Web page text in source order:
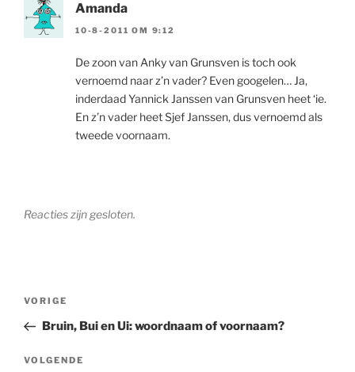
Amanda
10-8-2011 OM 9:12
De zoon van Anky van Grunsven is toch ook
vernoemd naar z’n vader? Even googelen… Ja,
inderdaad Yannick Janssen van Grunsven heet ‘ie.
En z’n vader heet Sjef Janssen, dus vernoemd als
tweede voornaam.
Reacties zijn gesloten.
Berichtnavigatie
Vorig
bericht
VORIGE
Bruin, Bui en Ui: woordnaam of voornaam?
Volgend
VOLGENDE